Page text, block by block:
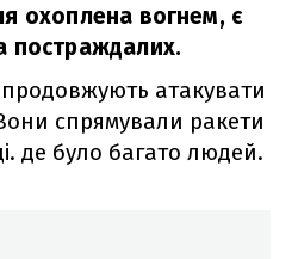
охоплена вогнем, є
постраждалих.
продовжують атакувати
спрямували ракети
де було багато людей.